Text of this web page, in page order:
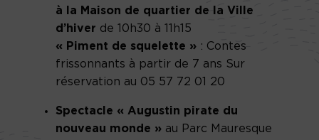
à la Maison de quartier de la Ville
d’hiver de 10h30 à 11h15
« Piment de squelette »: Contes
frissonnants à partir de 7 ans Sur
réservation au 05 57 72 01 20
Spectacle « Augustin pirate du
nouveau monde »au Parc Mauresque